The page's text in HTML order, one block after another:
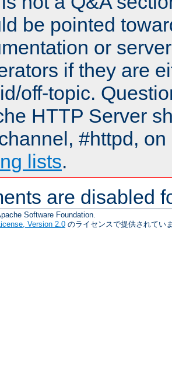
be pointed
or
if they are
off-topic.
HTTP Server
#httpd,
lists.
are disabled
Software Foundation.
Version 2.0 のライセンスで提供されてい